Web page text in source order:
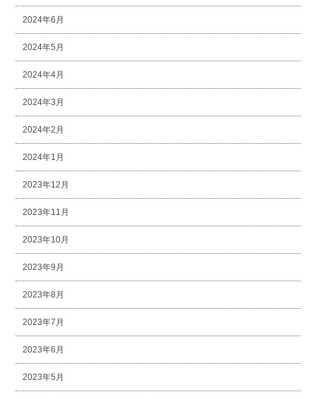
2024年6月
2024年5月
2024年4月
2024年3月
2024年2月
2024年1月
2023年12月
2023年11月
2023年10月
2023年9月
2023年8月
2023年7月
2023年6月
2023年5月